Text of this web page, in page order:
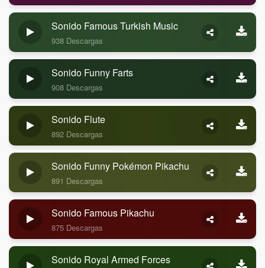
Sonido Famous Turkish Music
938 Descargas
Sonido Funny Farts
908 Descargas
Sonido Flute
892 Descargas
Sonido Funny Pokémon Pikachu
891 Descargas
Sonido Famous Pikachu
875 Descargas
Sonido Royal Armed Forces